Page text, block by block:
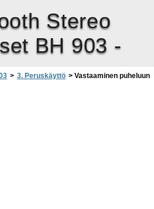
Stereo
BH 903 -
> 3. Peruskäyttö > Vastaaminen puheluun